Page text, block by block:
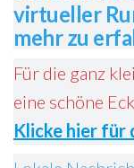
virtueller
mehr zu
Für die ganz
eine schöne
Klicke hier für